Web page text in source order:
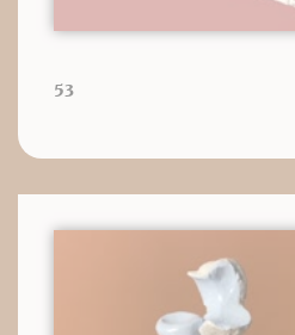
53